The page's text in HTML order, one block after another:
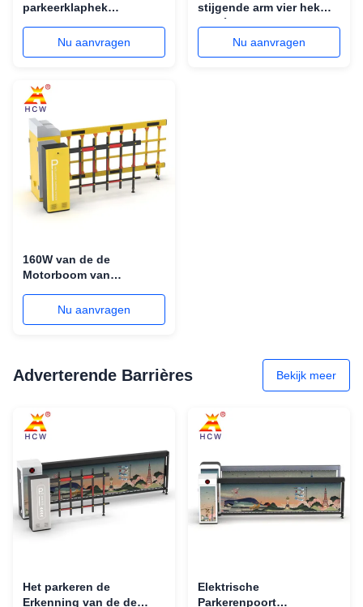
parkeerklaphek
boomlengteNu aanvragen
stijgende arm vier hek
barrière hek 160W
Nu aanvragen
160W van de de
Motorboom van
gelijkstroom Brushless
de Barrièrepoort In de
Nu aanvragen
Adverterende Barrières Bekijk meer
Het parkeren de
Erkenning van de de
Elektrische
Parkerenpoort